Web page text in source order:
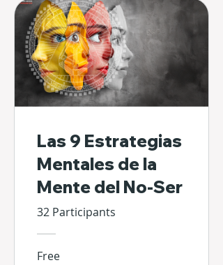
Las 9 Estrategias
Mentales de la
Mente del No-Ser
32 Participants
Free